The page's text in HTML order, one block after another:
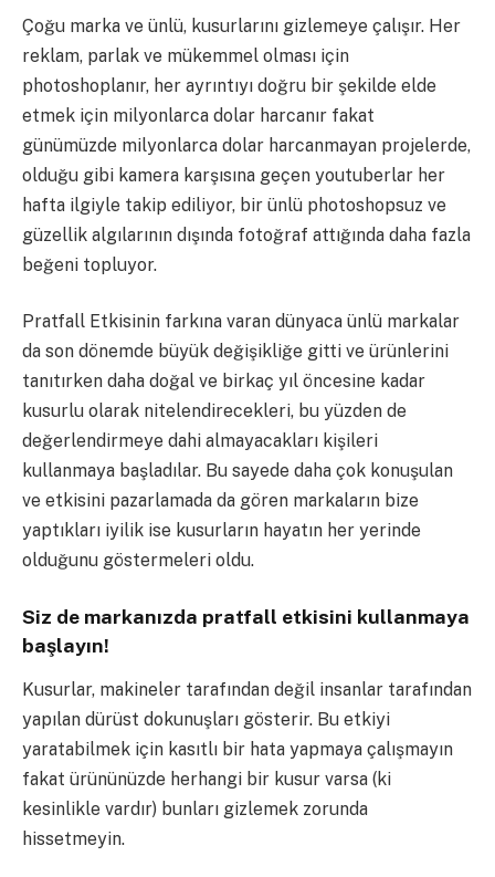
Çoğu marka ve ünlü, kusurlarını gizlemeye çalışır. Her
reklam, parlak ve mükemmel olması için
photoshoplanır, her ayrıntıyı doğru bir şekilde elde
etmek için milyonlarca dolar harcanır fakat
günümüzde milyonlarca dolar harcanmayan projelerde,
olduğu gibi kamera karşısına geçen youtuberlar her
hafta ilgiyle takip ediliyor, bir ünlü photoshopsuz ve
güzellik algılarının dışında fotoğraf attığında daha fazla
beğeni topluyor.
Pratfall Etkisinin farkına varan dünyaca ünlü markalar
da son dönemde büyük değişikliğe gitti ve ürünlerini
tanıtırken daha doğal ve birkaç yıl öncesine kadar
kusurlu olarak nitelendirecekleri, bu yüzden de
değerlendirmeye dahi almayacakları kişileri
kullanmaya başladılar. Bu sayede daha çok konuşulan
ve etkisini pazarlamada da gören markaların bize
yaptıkları iyilik ise kusurların hayatın her yerinde
olduğunu göstermeleri oldu.
Siz de markanızda pratfall etkisini kullanmaya
başlayın!
Kusurlar, makineler tarafından değil insanlar tarafından
yapılan dürüst dokunuşları gösterir. Bu etkiyi
yaratabilmek için kasıtlı bir hata yapmaya çalışmayın
fakat ürününüzde herhangi bir kusur varsa (ki
kesinlikle vardır) bunları gizlemek zorunda
hissetmeyin.